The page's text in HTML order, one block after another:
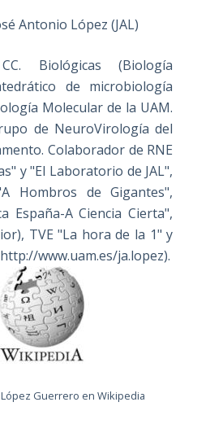
Antonio López (JAL)
Biológicas (Biología
de microbiología
Molecular de la UAM.
de NeuroVirología del
Colaborador de RNE
y "El Laboratorio de JAL",
Hombros de Gigantes",
España-A Ciencia Cierta",
TVE "La hora de la 1" y
http://www.uam.es/ja.lopez).
Guerrero en Wikipedia